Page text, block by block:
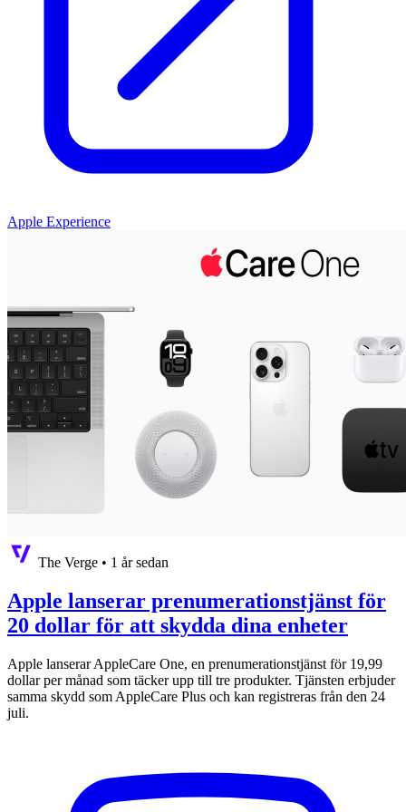
Apple Experience
The Verge • 1 år sedan
Apple lanserar prenumerationstjänst för
20 dollar för att skydda dina enheter
Apple lanserar AppleCare One, en prenumerationstjänst för 19,99
dollar per månad som täcker upp till tre produkter. Tjänsten erbjuder
samma skydd som AppleCare Plus och kan registreras från den 24
juli.